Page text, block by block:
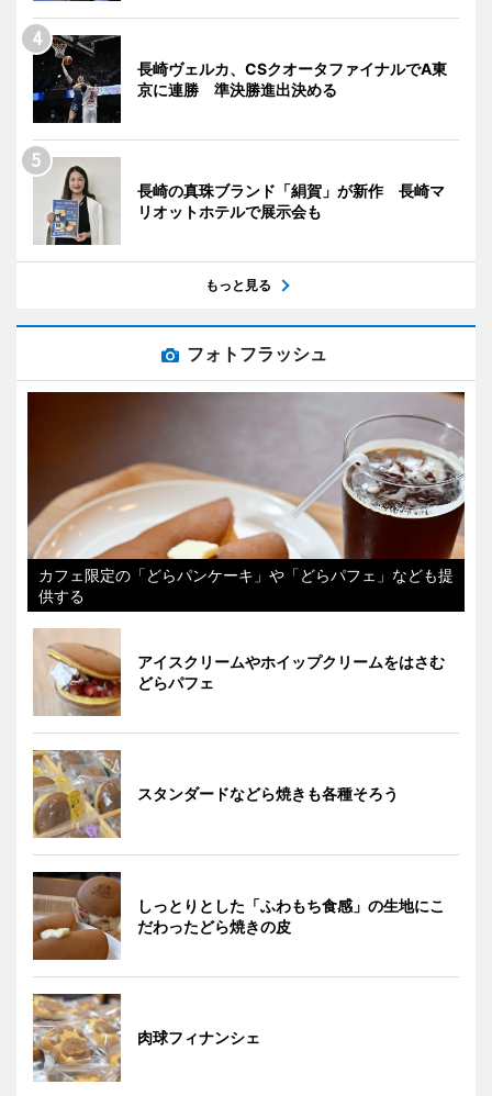
長崎ヴェルカ、CSクオータファイナルでA東
京に連勝 準決勝進出決める
長崎の真珠ブランド「絹賀」が新作 長崎マ
リオットホテルで展示会も
もっと見る
フォトフラッシュ
カフェ限定の「どらパンケーキ」や「どらパフェ」なども提
供する
アイスクリームやホイップクリームをはさむ
どらパフェ
スタンダードなどら焼きも各種そろう
しっとりとした「ふわもち食感」の生地にこ
だわったどら焼きの皮
肉球フィナンシェ